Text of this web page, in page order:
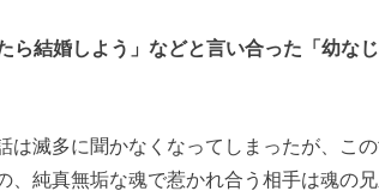
ら結婚しよう」などと言い合った「幼な
は滅多に聞かなくなってしまったが、こ
、純真無垢な魂で惹かれ合う相手は魂の